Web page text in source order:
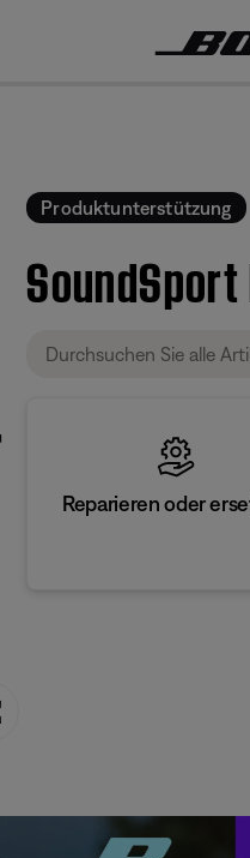
Produktunterstützung
Reparieren oder